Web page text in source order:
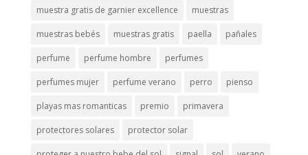
muestra gratis de garnier excellence muestras
muestras bebés muestras gratis paella pañales
perfume perfume hombre perfumes
perfumes mujer perfume verano perro pienso
playas mas romanticas premio primavera
protectores solares protector solar